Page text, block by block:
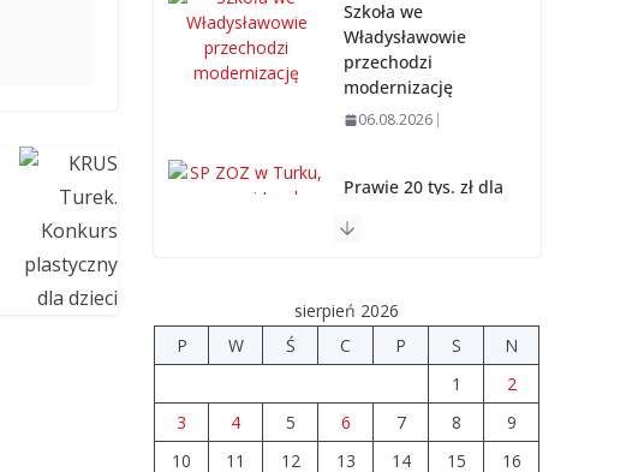
Szkoła we
Władysławowie
przechodzi
modernizację
06.08.2026
Prawie 20 tys. zł dla
Podwyżka mimo
04.08.2026
Upały groźne dla
zwierząt.
Weterynaria
apeluje
sierpień 2026
P
W Ś C P S
N
1
2
3
4 5 6 7 8
9
10
11 12 13 14 15
16